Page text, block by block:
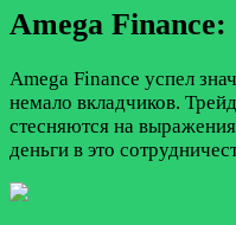
Amega
Amega Finance успел
немало вкладчиков.
стесняются на
деньги в это